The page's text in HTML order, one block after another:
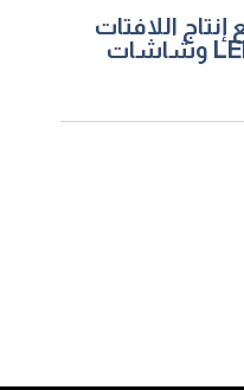
اللافتات
الرقمية وشاشات الـ LED وشاشات